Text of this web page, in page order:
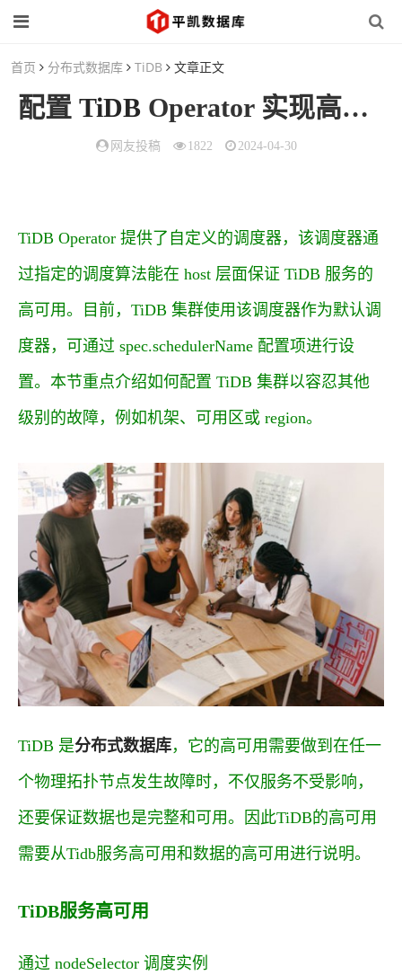
首页 分布式数据库 TiDB 文章正文
配置 TiDB Operator 实现高可用集群
网友投稿 1822 2024-04-30
TiDB Operator 提供了自定义的调度器，该调度器通
过指定的调度算法能在 host 层面保证 TiDB 服务的
高可用。目前，TiDB 集群使用该调度器作为默认调
度器，可通过 spec.schedulerName 配置项进行设
置。本节重点介绍如何配置 TiDB 集群以容忍其他
级别的故障，例如机架、可用区或 region。
TiDB 是分布式数据库，它的高可用需要做到在任一
个物理拓扑节点发生故障时，不仅服务不受影响，
还要保证数据也是完整和可用。因此TiDB的高可用
需要从Tidb服务高可用和数据的高可用进行说明。
TiDB服务高可用
通过 nodeSelector 调度实例